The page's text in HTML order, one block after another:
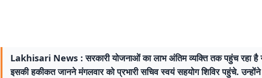
Lakhisari News : सरकारी योजनाओं का लाभ अंतिम व्यक्ति तक पहुंच रहा है
इसकी हकीकत जानने मंगलवार को प्रभारी सचिव स्वयं सहयोग शिविर पहुंचे. उन्होंने